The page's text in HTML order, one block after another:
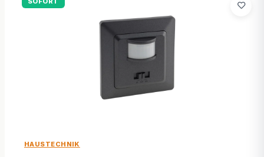
HAUSTECHNIK